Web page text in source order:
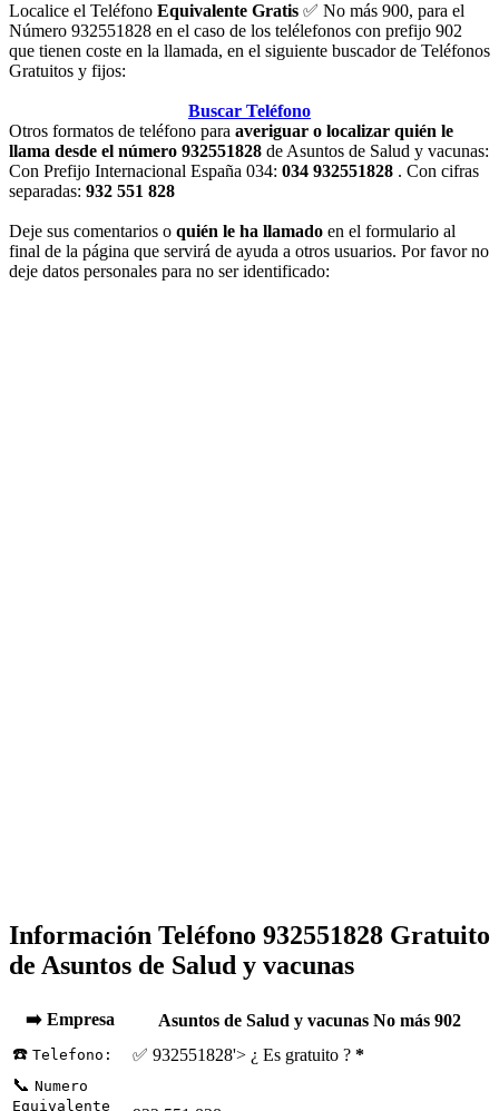
Localice el Teléfono Equivalente Gratis ✅ No más 900, para el
Número 932551828 en el caso de los telélefonos con prefijo 902
que tienen coste en la llamada, en el siguiente buscador de Teléfonos
Gratuitos y fijos:
Buscar Teléfono
Otros formatos de teléfono para averiguar o localizar quién le
llama desde el número 932551828 de Asuntos de Salud y vacunas:
Con Prefijo Internacional España 034: 034 932551828 . Con cifras
separadas: 932 551 828
Deje sus comentarios o quién le ha llamado en el formulario al
final de la página que servirá de ayuda a otros usuarios. Por favor no
deje datos personales para no ser identificado:
Información Teléfono 932551828 Gratuito
de Asuntos de Salud y vacunas
➡️ Empresa
Asuntos de Salud y vacunas No más 902
☎️ Telefono: ✅ 932551828'> ¿ Es gratuito ? *
📞 Numero
Equivalente